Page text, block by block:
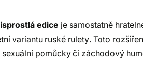
edice je samostatně
variantu ruské rulety. Toto
sexuální pomůcky či záchodový